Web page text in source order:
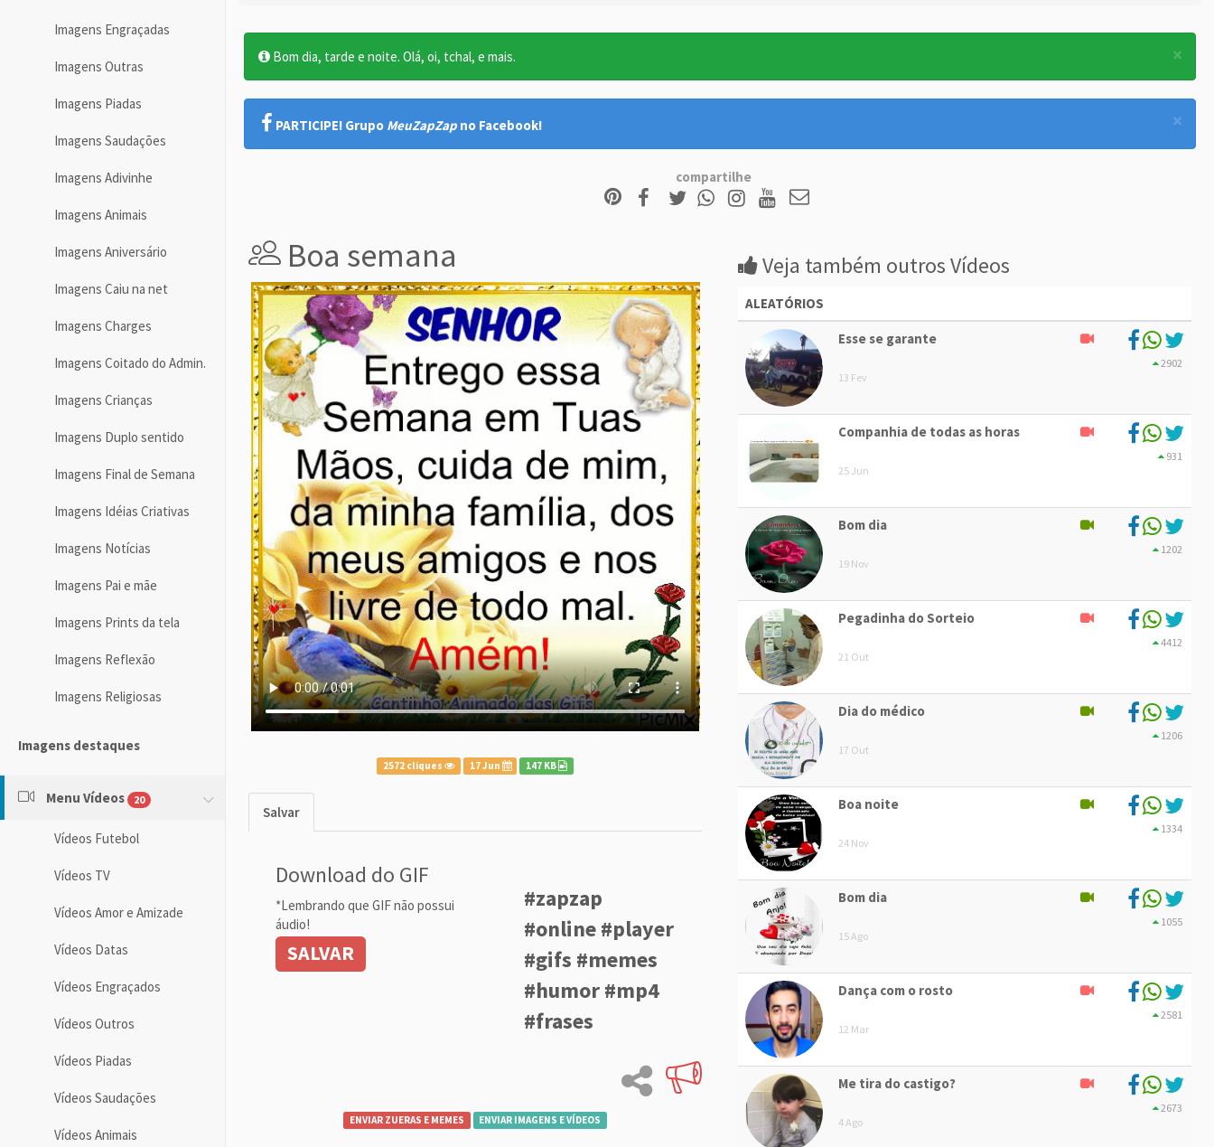
Imagens Engraçadas
Imagens Outras
Imagens Piadas
Imagens Saudações
Imagens Adivinhe
Imagens Animais
Imagens Aniversário
Imagens Caiu na net
Imagens Charges
Imagens Coitado do Admin.
Imagens Crianças
Imagens Duplo sentido
Imagens Final de Semana
Imagens Idéias Criativas
Imagens Notícias
Imagens Pai e mãe
Imagens Prints da tela
Imagens Reflexão
Imagens Religiosas
Imagens destaques
Menu Vídeos 20
Vídeos Futebol
Vídeos TV
Vídeos Amor e Amizade
Vídeos Datas
Vídeos Engraçados
Vídeos Outros
Vídeos Piadas
Vídeos Saudações
Vídeos Animais
×
Bom dia, tarde e noite. Olá, oi, tchal, e mais.
×
PARTICIPE! Grupo MeuZapZap no Facebook!
compartilhe
Boa semana
2572 cliques 17 Jun 147 KB
Salvar
Download do GIF
*Lembrando que GIF não possui
áudio!
SALVAR
#zapzap
#online #player
#gifs #memes
#humor #mp4
#frases
ENVIAR ZUERAS E MEMES ENVIAR IMAGENS E VÍDEOS
Veja também outros Vídeos
ALEATÓRIOS
Esse se garante
13 Fev
2902
Companhia de todas as horas
25 Jun
931
Bom dia
19 Nov
1202
Pegadinha do Sorteio
21 Out
4412
Dia do médico
17 Out
1206
Boa noite
24 Nov
1334
Bom dia
15 Ago
1055
Dança com o rosto
12 Mar
2581
Me tira do castigo?
4 Ago
2673